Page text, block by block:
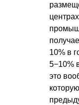
10% в
5−10%
это